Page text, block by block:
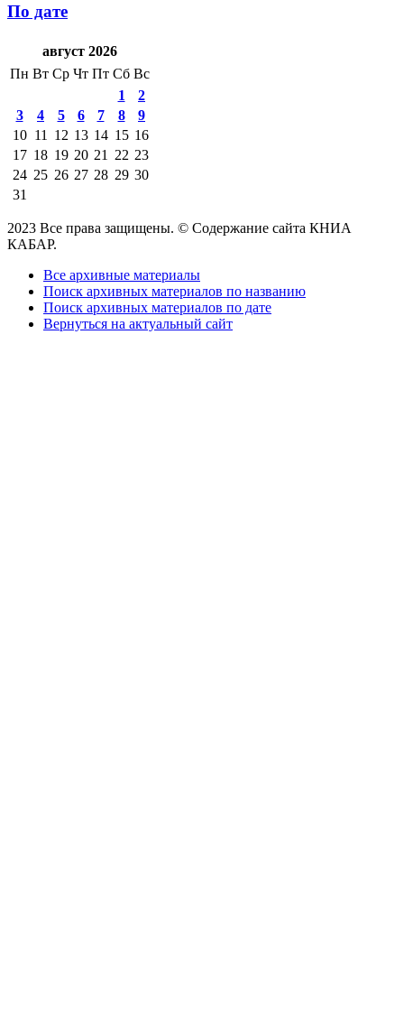
По дате
август 2026
Пн Вт Ср Чт Пт Сб Вс
1
2
3
4 5 6 7 8
9
10 11 12 13 14 15 16
17 18 19 20 21 22 23
24 25 26 27 28 29 30
31
2023 Все права защищены. © Содержание сайта КНИА
КАБАР.
Все архивные материалы
Поиск архивных материалов по названию
Поиск архивных материалов по дате
Вернуться на актуальный сайт